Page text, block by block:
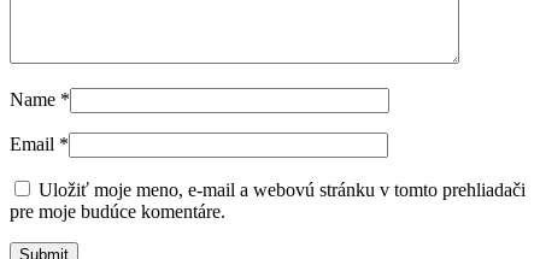
Name *
Email *
Uložiť moje meno, e-mail a webovú stránku v tomto prehliadači
pre moje budúce komentáre.